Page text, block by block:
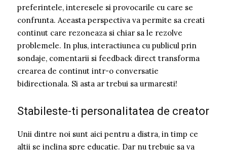
preferintele, interesele si provocarile cu care se
confrunta. Aceasta perspectiva va permite sa creati
continut care rezoneaza si chiar sa le rezolve
problemele. In plus, interactiunea cu publicul prin
sondaje, comentarii si feedback direct transforma
crearea de continut intr-o conversatie
bidirectionala. Si asta ar trebui sa urmaresti!
Stabileste-ti personalitatea de creator
Unii dintre noi sunt aici pentru a distra, in timp ce
altii se inclina spre educatie. Dar nu trebuie sa va